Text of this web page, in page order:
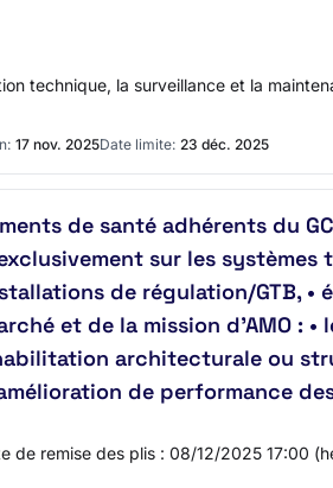
technique, la surveillance et la
17 nov. 2025Date limite: 23 déc. 2025
de santé adhérents du
sur les systèmes
de régulation/
et de la mission d’AMO
architecturale ou
de performance
de remise des plis : 08/12/2025 17:00